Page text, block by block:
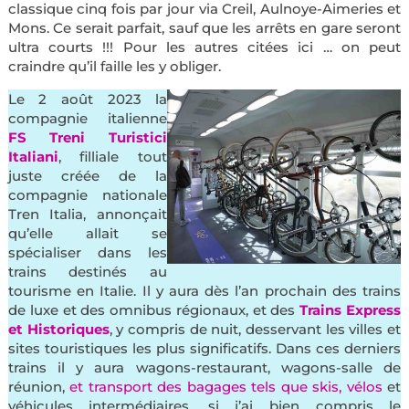
classique cinq fois par jour via Creil, Aulnoye-Aimeries et
Mons. Ce serait parfait, sauf que les arrêts en gare seront
ultra courts !!! Pour les autres citées ici … on peut
craindre qu’il faille les y obliger.
Le 2 août 2023 la
compagnie italienne
FS Treni Turistici
Italiani, filliale tout
juste créée de la
compagnie nationale
Tren Italia, annonçait
qu’elle allait se
spécialiser dans les
trains destinés au
tourisme en Italie. Il y aura dès l’an prochain des trains
de luxe et des omnibus régionaux, et desTrains Express
et Historiques, y compris de nuit, desservant les villes et
sites touristiques les plus significatifs. Dans ces derniers
trains il y aura wagons-restaurant, wagons-salle de
réunion,et transport des bagages tels que skis, vélos et
véhicules intermédiaires, si j’ai bien compris le